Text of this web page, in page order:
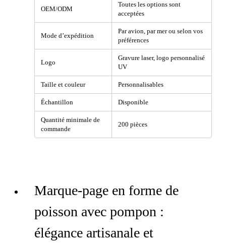
OEM/ODM
Toutes les options sont
acceptées
Mode d’expédition
Par avion, par mer ou selon vos
préférences
Logo
Gravure laser, logo personnalisé
UV
Taille et couleur Personnalisables
Échantillon Disponible
Quantité minimale de
commande
200 pièces
Marque-page en forme de
poisson avec pompon :
élégance artisanale et